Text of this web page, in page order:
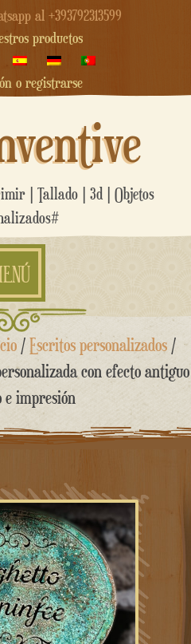
al +393792313599
productos
o registrarse
| Tallado | 3d | Objetos
/Escritos personalizados/
con efecto antiguo
e impresión